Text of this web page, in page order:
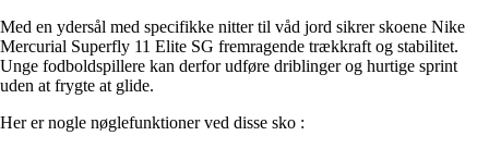
Med en ydersål med specifikke nitter til våd jord sikrer skoene Nike
Mercurial Superfly 11 Elite SG fremragende trækkraft og stabilitet.
Unge fodboldspillere kan derfor udføre driblinger og hurtige sprint
uden at frygte at glide.
Her er nogle nøglefunktioner ved disse sko :